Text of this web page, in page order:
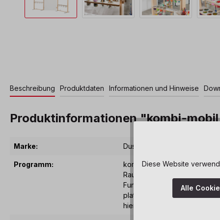
Beschreibung Produktdaten Informationen und Hinweise
Produktinformationen "kombi-
Marke: Dusyma
Programm:
kombi-mobil – kombinieren
Raumgliederungssystem mit
Funktionen und Details. Ob
platziert oder in
hier ihren Platz im Raum.
Diese Website
Alle